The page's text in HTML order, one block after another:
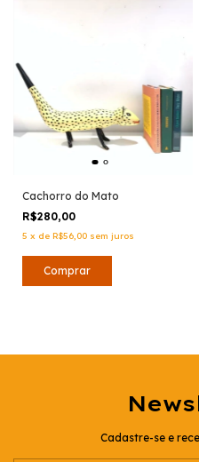
Cachorro do Mato
R$280,00
5 x de R$56,00 sem juros
Cadastre-se e